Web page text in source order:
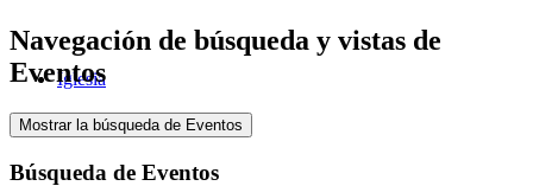
Iglesia
Navegación de búsqueda y vistas de
Eventos
Mostrar la búsqueda de Eventos
Búsqueda de Eventos